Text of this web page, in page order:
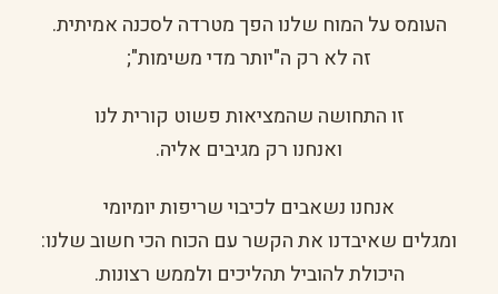
העומס על המוח שלנו הפך מטרדה לסכנה אמיתית.
זה לא רק ה"יותר מדי משימות";
זו התחושה שהמציאות פשוט קורית לנו
ואנחנו רק מגיבים אליה.
אנחנו נשאבים לכיבוי שריפות יומיומי
ומגלים שאיבדנו את הקשר עם הכוח הכי חשוב שלנו:
היכולת להוביל תהליכים ולממש רצונות.